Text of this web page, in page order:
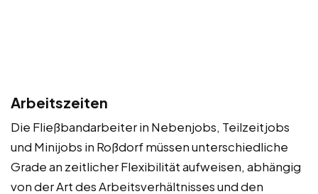
Arbeitszeiten
Die Fließbandarbeiter in Nebenjobs, Teilzeitjobs
und Minijobs in Roßdorf müssen unterschiedliche
Grade an zeitlicher Flexibilität aufweisen, abhängig
von der Art des Arbeitsverhältnisses und den